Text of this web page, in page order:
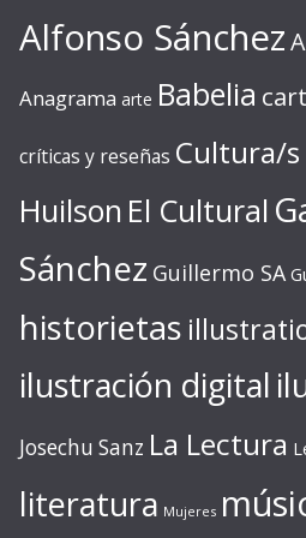
Alfonso Sánchez
Anagrama arte Babelia
críticas y reseñas Cultura/s
Huilson El Cultural
Sánchez Guillermo SA
historietas
ilustración digital
Josechu Sanz La Lectura
literatura Mujeres